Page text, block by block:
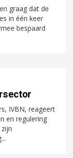
graag dat de
in één keer
bespaard
IVBN, reageert
en regulering